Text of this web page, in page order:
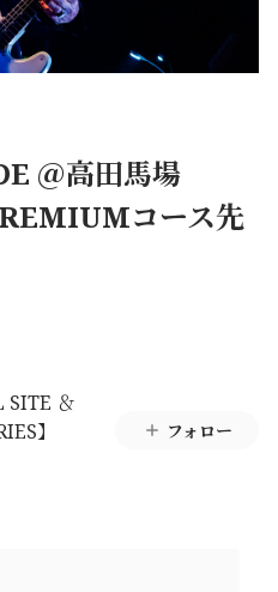
＠高田馬場
コース先
SITE ＆
】
フォロー